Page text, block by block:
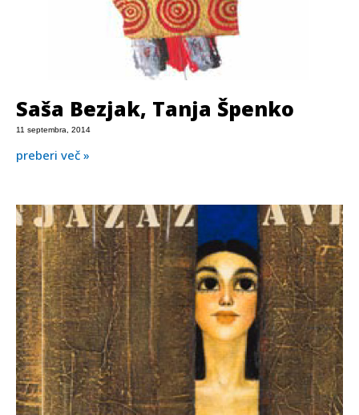
Saša Bezjak, Tanja Špenko
11 septembra, 2014
preberi več »